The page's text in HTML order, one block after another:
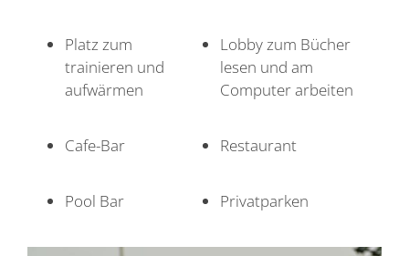
Platz zum
trainieren und
aufwärmen
Lobby zum Bücher
lesen und am
Computer arbeiten
Cafe-Bar Restaurant
Pool Bar Privatparken